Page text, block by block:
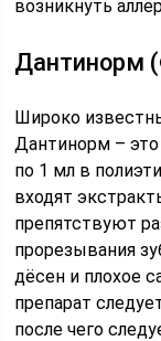
возникнуть
Дантинорм
Широко
Дантинорм –
по 1 мл в
входят
препятствуют
прорезывания
дёсен и плохое
препарат
после чего